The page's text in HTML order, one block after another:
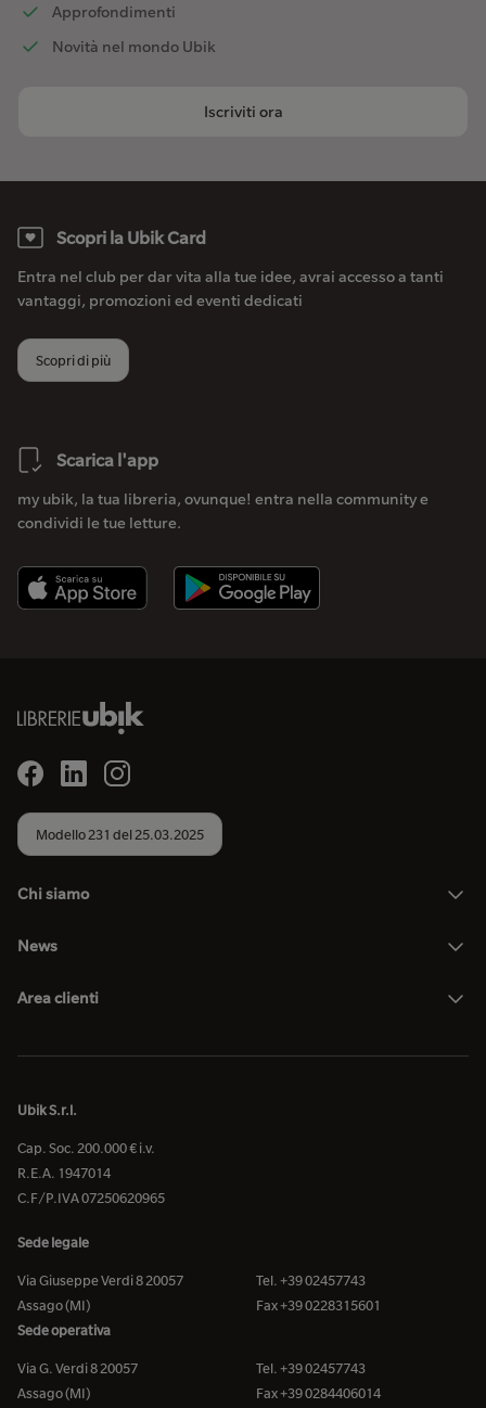
Approfondimenti
Novità nel mondo Ubik
Iscriviti ora
Scopri la Ubik Card
Entra nel club per dar vita alla tue idee, avrai accesso a tanti
vantaggi, promozioni ed eventi dedicati
Scopri di più
Scarica l'app
my ubik, la tua libreria, ovunque! entra nella community e
condividi le tue letture.
Modello 231 del 25.03.2025
Chi siamo
News
Area clienti
Ubik S.r.l.
Cap. Soc. 200.000 € i.v.
R.E.A. 1947014
C.F/P.IVA 07250620965
Sede legale
Via Giuseppe Verdi 8 20057
Assago (MI)
Tel. +39 02457743
Fax +39 0228315601
Sede operativa
Via G. Verdi 8 20057
Assago (MI)
Tel. +39 02457743
Fax +39 0284406014